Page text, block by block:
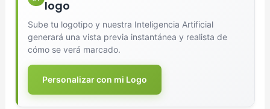
logo
Sube tu logotipo y nuestra Inteligencia Artificial
generará una vista previa instantánea y realista de
cómo se verá marcado.
Personalizar con mi Logo